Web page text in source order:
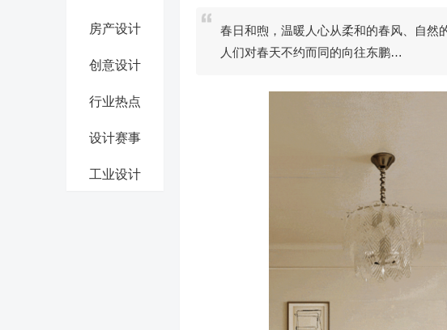
房产设计
创意设计
行业热点
设计赛事
工业设计
春日和煦，温暖人心从柔和的春风、自然
人们对春天不约而同的向往东鹏…